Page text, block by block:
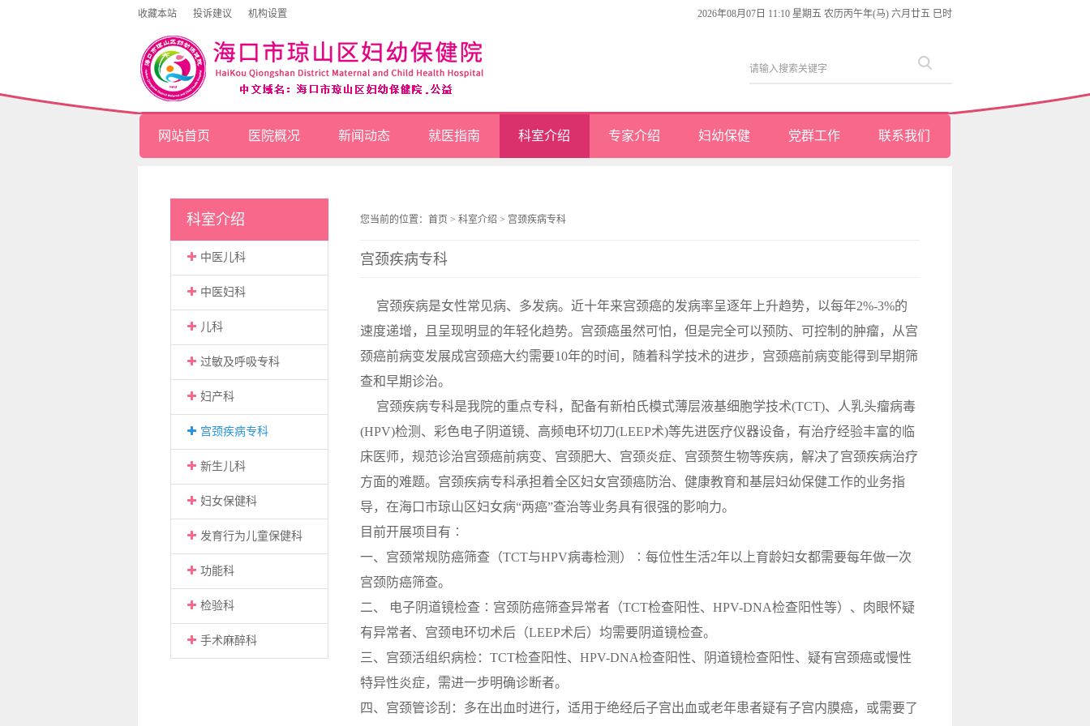
收藏本站 投诉建议 机构设置 2026年08月07日 11:10 星期五 农历丙午年(马) 六月廿五 巳时
网站首页 医院概况 新闻动态 就医指南 科室介绍 专家介绍 妇幼保健 党群工作 联系我们
科室介绍
中医儿科
中医妇科
儿科
过敏及呼吸专科
妇产科
宫颈疾病专科
新生儿科
妇女保健科
发育行为儿童保健科
功能科
检验科
手术麻醉科
您当前的位置： 首页 > 科室介绍 > 宫颈疾病专科
宫颈疾病专科
宫颈疾病是女性常见病、多发病。近十年来宫颈癌的发病率呈逐年上升趋势，以每年2%-3%的
速度递增，且呈现明显的年轻化趋势。宫颈癌虽然可怕，但是完全可以预防、可控制的肿瘤，从宫
颈癌前病变发展成宫颈癌大约需要10年的时间，随着科学技术的进步，宫颈癌前病变能得到早期筛
查和早期诊治。
宫颈疾病专科是我院的重点专科，配备有新柏氏模式薄层液基细胞学技术(TCT)、人乳头瘤病毒
(HPV)检测、彩色电子阴道镜、高频电环切刀(LEEP术)等先进医疗仪器设备，有治疗经验丰富的临
床医师，规范诊治宫颈癌前病变、宫颈肥大、宫颈炎症、宫颈赘生物等疾病，解决了宫颈疾病治疗
方面的难题。宫颈疾病专科承担着全区妇女宫颈癌防治、健康教育和基层妇幼保健工作的业务指
导，在海口市琼山区妇女病“两癌”查治等业务具有很强的影响力。
目前开展项目有∶
一、宫颈常规防癌筛查（TCT与HPV病毒检测）∶每位性生活2年以上育龄妇女都需要每年做一次
宫颈防癌筛查。
二、 电子阴道镜检查∶宫颈防癌筛查异常者（TCT检查阳性、HPV-DNA检查阳性等）、肉眼怀疑
有异常者、宫颈电环切术后（LEEP术后）均需要阴道镜检查。
三、宫颈活组织病检：TCT检查阳性、HPV-DNA检查阳性、阴道镜检查阳性、疑有宫颈癌或慢性
特异性炎症，需进一步明确诊断者。
四、宫颈管诊刮：多在出血时进行，适用于绝经后子宫出血或老年患者疑有子宫内膜癌，或需要了